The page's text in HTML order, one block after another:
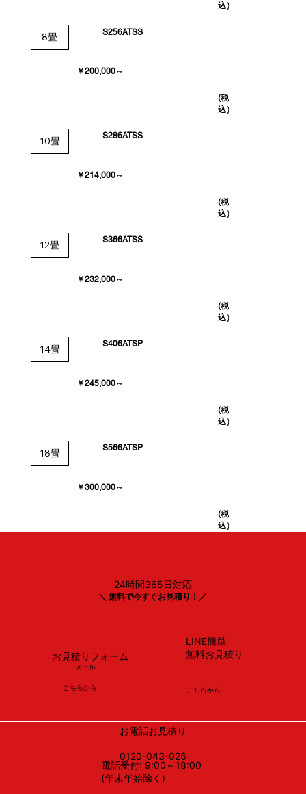
込）
8畳 S256ATSS
￥200,000～
(税
込）
10畳 S286ATSS
￥214,000～
(税
込）
12畳 S366ATSS
￥232,000～
(税
込）
14畳 S406ATSP
￥245,000～
(税
込）
18畳 S566ATSP
￥300,000～
(税
込）
LINE簡単
無料お見積り
​こちらから
0120-043-026
お電話お見積り
電話受付: 9:00～18:00
(年末年始除く)
お見積りフォーム
​こちらから
メール
＼ 無料で今すぐお見積り！／
24時間365日対応